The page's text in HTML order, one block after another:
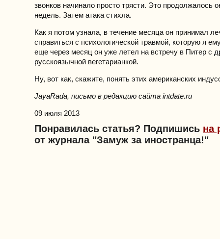
звонков начинало просто трясти. Это продолжалось
недель. Затем атака стихла.
Как я потом узнала, в течение месяца он принимал
справиться с психологической травмой, которую я
еще через месяц он уже летел на встречу в Питер с
русскоязычной вегетарианкой.
Ну, вот как, скажите, понять этих американских
JayaRada, письмо в редакцию сайта intdate.ru
09 июля 2013
Понравилась статья? Подпишись на
от журнала "Замуж за иностранца!"